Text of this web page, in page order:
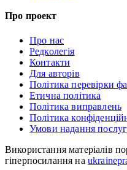
Про проект
Про нас
Редколегія
Контакти
Для авторів
Політика перевірки
Етична політика
Політика виправлень
Політика
Умови надання послуг
Використання матеріалів
гіперпосилання на